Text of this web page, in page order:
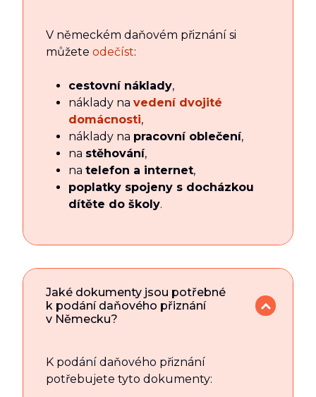
V německém daňovém přiznání si
můžete odečíst:
cestovní náklady,
náklady na vedení dvojité
domácnosti,
náklady na pracovní oblečení,
na stěhování,
na telefon a internet,
poplatky spojeny s docházkou
dítěte do školy.
Jaké dokumenty jsou potřebné
k podání daňového přiznání
v Německu?
K podání daňového přiznání
potřebujete tyto dokumenty: